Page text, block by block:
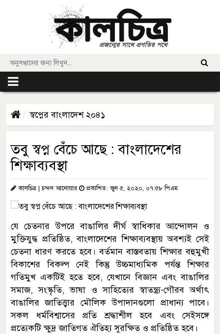
স্বপ্নের বাংলাদেশ ২০৪১
তবু স্বপ্ন বেঁচে আছে : বাংলাদেশের
শিক্ষাব্যবস্থা
কালচিত্র | চন্দন আনোয়ার প্রকাশিত: জুন ৫, ২০২০, ০৭:৫৮ পিএম
যে চেতনার উপরে বাঙালির দীর্ঘ স্বাধিকার আন্দোলন ও
মুক্তিযুদ্ধ প্রতিষ্ঠিত, বাংলাদেশের শিক্ষাব্যবস্থায় অবশ্যই সেই
চেতনা ধারণ করতে হবে। বর্তমান বাস্তবতায় শিক্ষার বহুমুখী
বিকাশের বিকল্প নেই কিন্তু উচ্চমাধ্যমিক পর্যন্ত শিক্ষার
গতিমুখ একটিই হতে হবে, যেখানে বিজ্ঞান এবং বাঙালির
সমাজ, সংস্কৃতি, ভাষা ও সাহিত্যের স্বাতন্ত্র্য-গৌরব অর্থাৎ
বাঙালির জাতিত্ত্বার মৌলিক উপাদানগুলো প্রাধান্য পাবে।
সকল ধর্মবিশ্বাসের প্রতি শ্রদ্ধাশীল হবে এবং সেইসঙ্গে
প্রত্যেকটি ক্ষুদ্র জাতিগত ঐতিহ্য সুরক্ষিত ও প্রতিষ্ঠিত হবে।